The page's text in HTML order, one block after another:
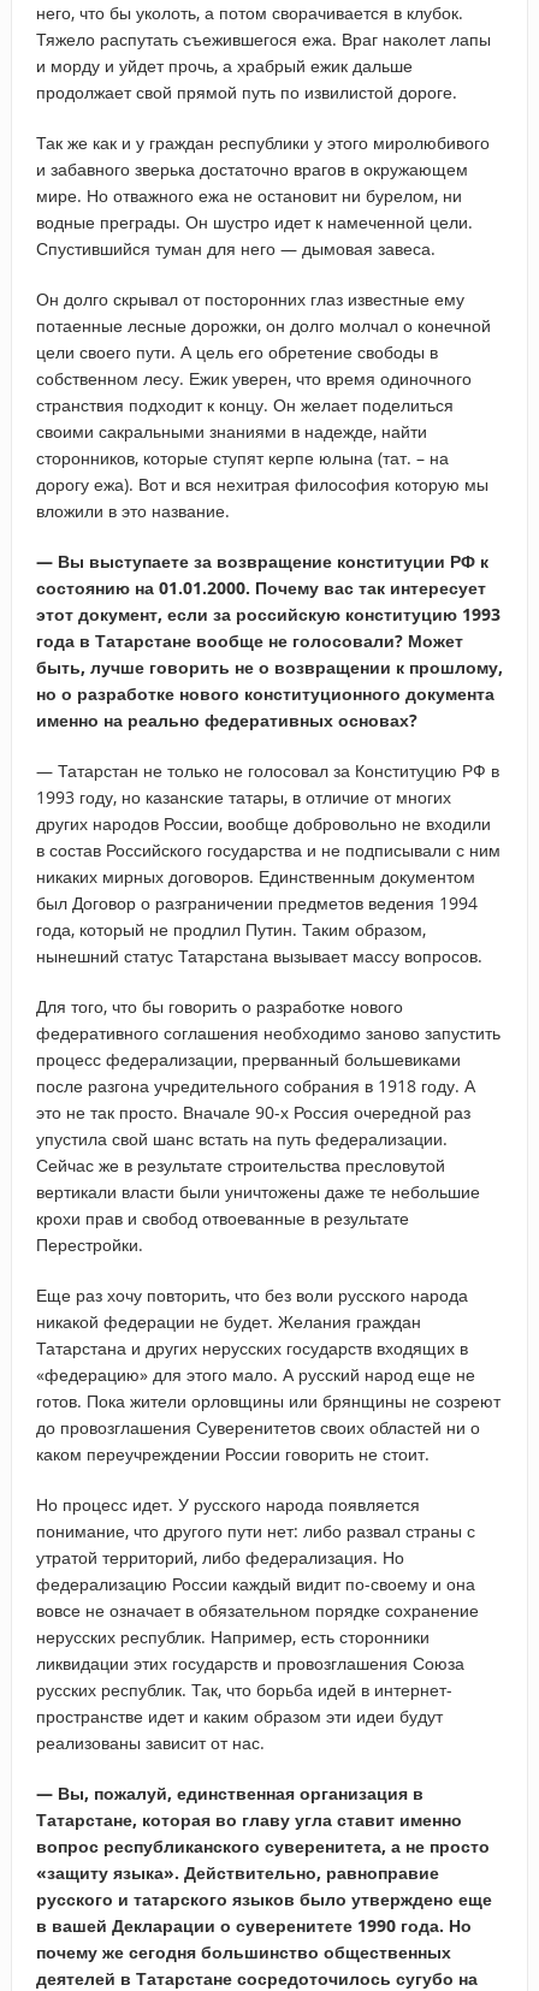
него, что бы уколоть, а потом сворачивается в клубок.
Тяжело распутать съежившегося ежа. Враг наколет лапы
и морду и уйдет прочь, а храбрый ежик дальше
продолжает свой прямой путь по извилистой дороге.
Так же как и у граждан республики у этого миролюбивого
и забавного зверька достаточно врагов в окружающем
мире. Но отважного ежа не остановит ни бурелом, ни
водные преграды. Он шустро идет к намеченной цели.
Спустившийся туман для него — дымовая завеса.
Он долго скрывал от посторонних глаз известные ему
потаенные лесные дорожки, он долго молчал о конечной
цели своего пути. А цель его обретение свободы в
собственном лесу. Ежик уверен, что время одиночного
странствия подходит к концу. Он желает поделиться
своими сакральными знаниями в надежде, найти
сторонников, которые ступят керпе юлына (тат. – на
дорогу ежа). Вот и вся нехитрая философия которую мы
вложили в это название.
— Вы выступаете за возвращение конституции РФ к
состоянию на 01.01.2000. Почему вас так интересует
этот документ, если за российскую конституцию 1993
года в Татарстане вообще не голосовали? Может
быть, лучше говорить не о возвращении к прошлому,
но о разработке нового конституционного документа
именно на реально федеративных основах?
— Татарстан не только не голосовал за Конституцию РФ в
1993 году, но казанские татары, в отличие от многих
других народов России, вообще добровольно не входили
в состав Российского государства и не подписывали с ним
никаких мирных договоров. Единственным документом
был Договор о разграничении предметов ведения 1994
года, который не продлил Путин. Таким образом,
нынешний статус Татарстана вызывает массу вопросов.
Для того, что бы говорить о разработке нового
федеративного соглашения необходимо заново запустить
процесс федерализации, прерванный большевиками
после разгона учредительного собрания в 1918 году. А
это не так просто. Вначале 90-х Россия очередной раз
упустила свой шанс встать на путь федерализации.
Сейчас же в результате строительства пресловутой
вертикали власти были уничтожены даже те небольшие
крохи прав и свобод отвоеванные в результате
Перестройки.
Еще раз хочу повторить, что без воли русского народа
никакой федерации не будет. Желания граждан
Татарстана и других нерусских государств входящих в
«федерацию» для этого мало. А русский народ еще не
готов. Пока жители орловщины или брянщины не созреют
до провозглашения Суверенитетов своих областей ни о
каком переучреждении России говорить не стоит.
Но процесс идет. У русского народа появляется
понимание, что другого пути нет: либо развал страны с
утратой территорий, либо федерализация. Но
федерализацию России каждый видит по-своему и она
вовсе не означает в обязательном порядке сохранение
нерусских республик. Например, есть сторонники
ликвидации этих государств и провозглашения Союза
русских республик. Так, что борьба идей в интернет-
пространстве идет и каким образом эти идеи будут
реализованы зависит от нас.
— Вы, пожалуй, единственная организация в
Татарстане, которая во главу угла ставит именно
вопрос республиканского суверенитета, а не просто
«защиту языка». Действительно, равноправие
русского и татарского языков было утверждено еще
в вашей Декларации о суверенитете 1990 года. Но
почему же сегодня большинство общественных
деятелей в Татарстане сосредоточилось сугубо на